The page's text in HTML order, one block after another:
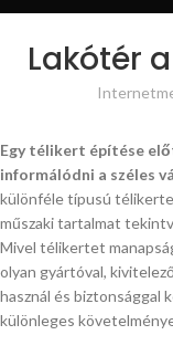
Lakótér
Egy télikert építése
informálódni a széles
különféle típusú
műszaki tartalmat
Mivel télikertet
olyan gyártóval,
használ és biztonsággal
különleges